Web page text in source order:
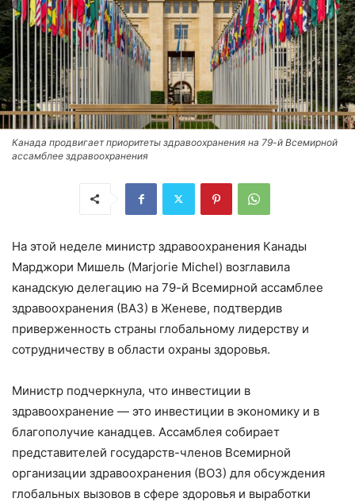
Канада продвигает приоритеты здравоохранения на 79-й Всемирной
ассамблее здравоохранения
На этой неделе министр здравоохранения Канады
Марджори Мишель (Marjorie Michel) возглавила
канадскую делегацию на 79-й Всемирной ассамблее
здравоохранения (ВАЗ) в Женеве, подтвердив
приверженность страны глобальному лидерству и
сотрудничеству в области охраны здоровья.
Министр подчеркнула, что инвестиции в
здравоохранение — это инвестиции в экономику и в
благополучие канадцев. Ассамблея собирает
представителей государств-членов Всемирной
организации здравоохранения (ВОЗ) для обсуждения
глобальных вызовов в сфере здоровья и выработки